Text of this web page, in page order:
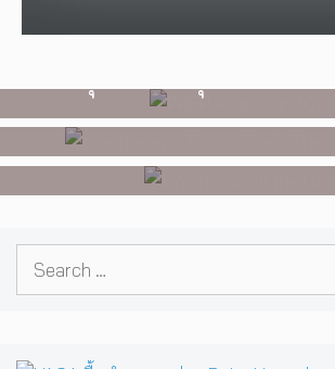
นอน สู่การแสดงคอนเสิร์ต
นับหมื่น
I Wish You All the Best เ
เลือกได้เอง ผลงานการกำ
ภาพยนตร์เรื่องแรกของ
Dorfman
Search